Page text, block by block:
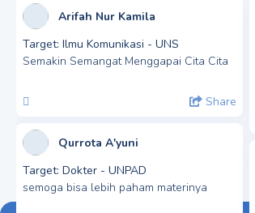
Arifah Nur Kamila
Target: Ilmu Komunikasi - UNS
Semakin Semangat Menggapai Cita Cita
Share
Qurrota A'yuni
Target: Dokter - UNPAD
semoga bisa lebih paham materinya